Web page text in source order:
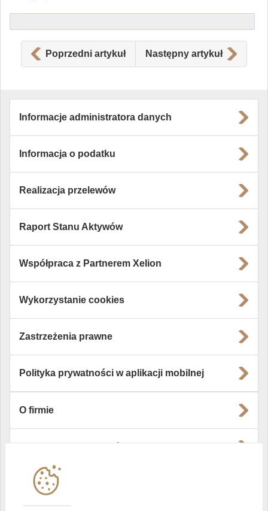
Poprzedni artykuł Następny artykuł
Informacje administratora danych
Informacja o podatku
Realizacja przelewów
Raport Stanu Aktywów
Współpraca z Partnerem Xelion
Wykorzystanie cookies
Zastrzeżenia prawne
Polityka prywatności w aplikacji mobilnej
O firmie
Instytucje współpracujące